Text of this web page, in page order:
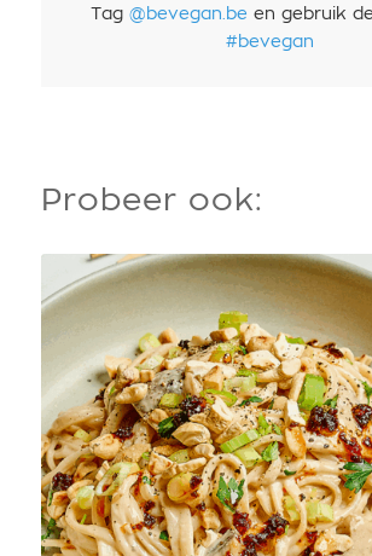
Tag @bevegan.be en gebruik
#bevegan
Probeer ook: